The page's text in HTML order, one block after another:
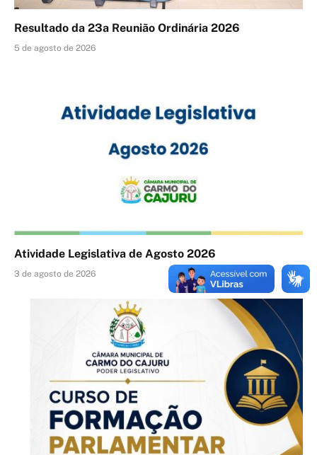
Resultado da 23a Reunião Ordinária 2026
5 de agosto de 2026
Atividade Legislativa de Agosto 2026
3 de agosto de 2026